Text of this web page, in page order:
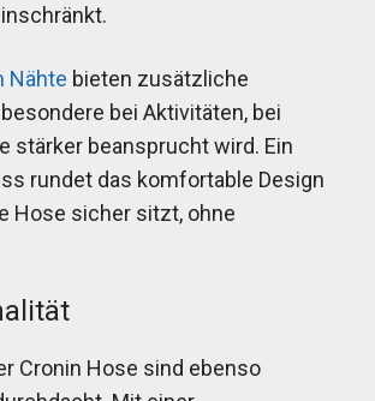
Nähte bieten zusätzliche
bei Aktivitäten, bei
stärker beansprucht wird. Ein
rundet das komfortable Design
Hose sicher sitzt, ohne
Cronin Hose sind ebenso